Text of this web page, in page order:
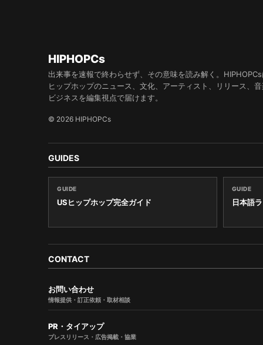
HIPHOPCs
出来事を速報で終わらせず、その意味を読み解く。
ヒップホップのニュース、文化、アーティスト、リリース、
ビジネスを編集視点で届けます。
© 2026 HIPHOPCs
GUIDES
GUIDE
USヒップホップ完全ガイド
GUIDE
日本語
CONTACT
お問い合わせ
情報提供・訂正依頼・取材相談
PR・タイアップ
プレスリリース・広告掲載・協業